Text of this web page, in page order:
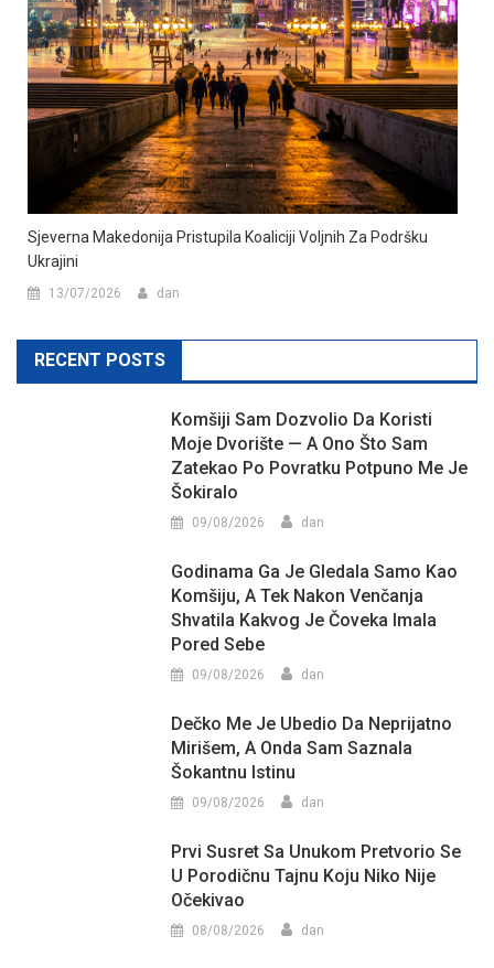
Sjeverna Makedonija Pristupila Koaliciji Voljnih Za Podršku
Ukrajini
13/07/2026 dan
RECENT POSTS
Komšiji Sam Dozvolio Da Koristi
Moje Dvorište — A Ono Što Sam
Zatekao Po Povratku Potpuno Me Je
Šokiralo
09/08/2026 dan
Godinama Ga Je Gledala Samo Kao
Komšiju, A Tek Nakon Venčanja
Shvatila Kakvog Je Čoveka Imala
Pored Sebe
09/08/2026 dan
Dečko Me Je Ubedio Da Neprijatno
Mirišem, A Onda Sam Saznala
Šokantnu Istinu
09/08/2026 dan
Prvi Susret Sa Unukom Pretvorio Se
U Porodičnu Tajnu Koju Niko Nije
Očekivao
08/08/2026 dan